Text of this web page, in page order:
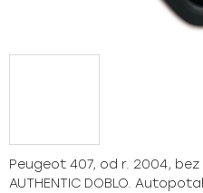
Peugeot 407, od r. 2004,
AUTHENTIC DOBLO.